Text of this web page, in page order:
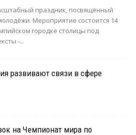
праздник, посвящённый
Мероприятие состоится 14
городке столицы под
-...
развивают связи в сфере
на Чемпионат мира по